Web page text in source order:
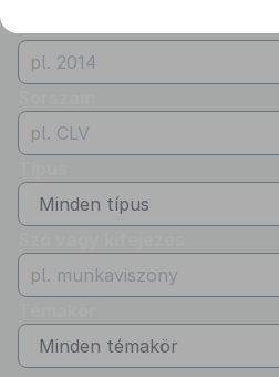
Minden típus
Minden témakör